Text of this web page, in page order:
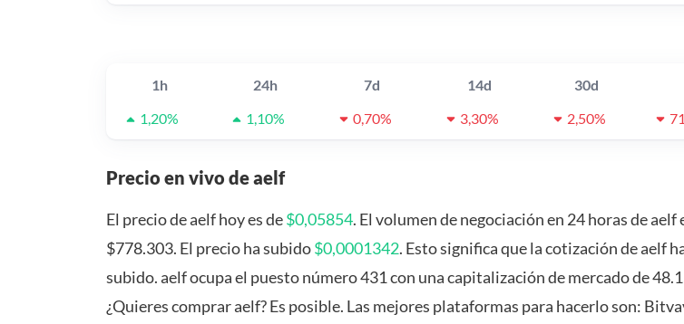
1h 24h 7d 14d 30d
1,20%
1,10% 0,70% 3,30% 2,50%
Precio en vivo de aelf
El precio de aelf hoy es de$0,05854. El volumen de negociación en 24 horas de aelf
$778.303. El precio ha subido$0,0001342. Esto significa que la cotización de aelf
subido. aelf ocupa el puesto número 431 con una capitalización de mercado de
¿Quieres comprar aelf? Es posible. Las mejores plataformas para hacerlo son: